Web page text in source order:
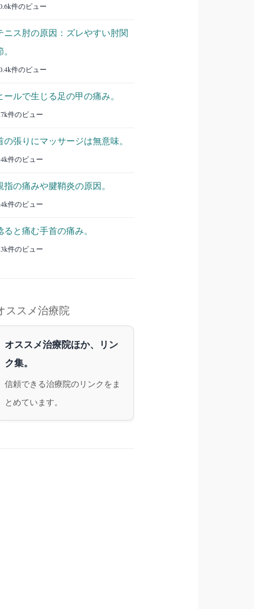
件のビュー
ニス肘の原因：ズレやすい肘関
件のビュー
ールで生じる足の甲の痛み。
件のビュー
の張りにマッサージは無意味。
件のビュー
指の痛みや腱鞘炎の原因。
件のビュー
ると痛む手首の痛み。
件のビュー
ススメ治療院
オススメ治療院ほか、リン
ク集。
信頼できる治療院のリンクをま
とめています。